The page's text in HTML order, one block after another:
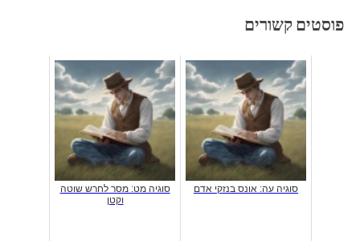
פוסטים קשורים
סוגיה עה: אונס בנזקי אדם
סוגיה מט: מסר לחרש שוטה
וקטן